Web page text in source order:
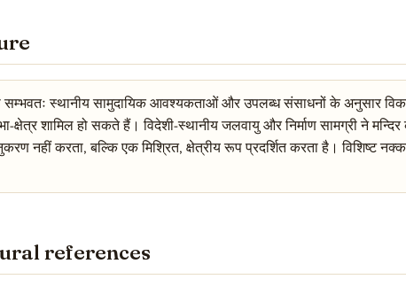
सम्भवतः स्थानीय सामुदायिक आवश्यकताओं और उपलब्ध संसाधनों के अनुसार
शामिल हो सकते हैं। विदेशी-स्थानीय जलवायु और निर्माण सामग्री ने मन्दिर
नहीं करता, बल्कि एक मिश्रित, क्षेत्रीय रूप प्रदर्शित करता है। विशिष्ट
references